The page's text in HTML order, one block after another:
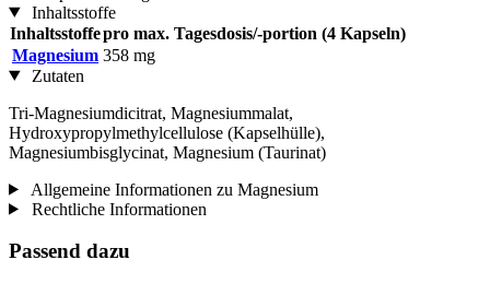
Inhaltsstoffe
Inhaltsstoffepro max. Tagesdosis/-portion (4 Kapseln)
Magnesium 358 mg
Zutaten
Tri-Magnesiumdicitrat, Magnesiummalat,
Hydroxypropylmethylcellulose (Kapselhülle),
Magnesiumbisglycinat, Magnesium (Taurinat)
Allgemeine Informationen zu Magnesium
Rechtliche Informationen
Passend dazu